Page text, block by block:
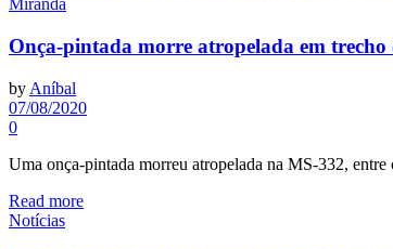
Miranda
Onça-pintada morre atropelada em
by Aníbal
07/08/2020
0
Uma onça-pintada morreu atropelada na MS-332,
Read more
Notícias